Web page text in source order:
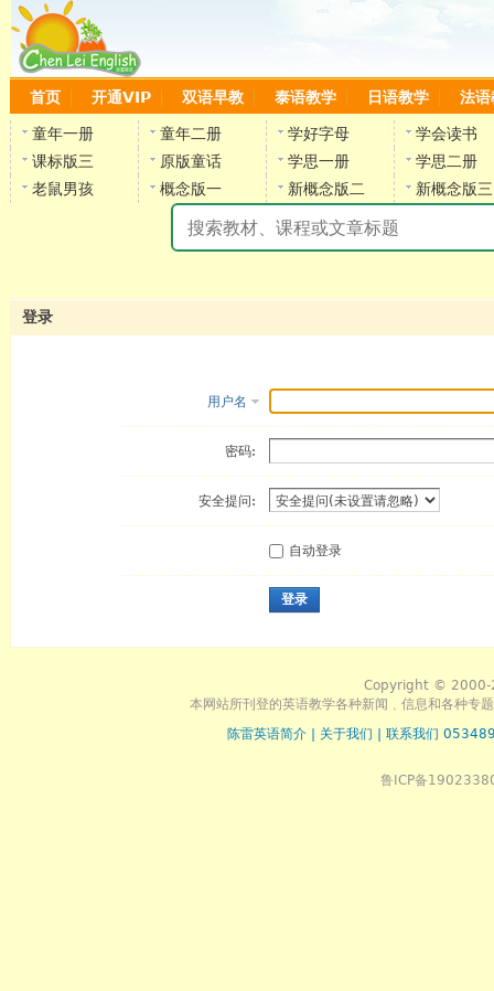
首页 开通VIP 双语早教 泰语教学 日语教学 法语
童年一册 童年二册 学好字母
学会读书
课标版三
原版童话 学思一册
学思二册
老鼠男孩
概念版一 新概念版二 新概念版三
登录
用户名
密码:
安全提问:
自动登录
登录
Copyright © 2000-
本网站所刊登的英语教学各种新闻﹑信息和各种专
陈雷英语简介
关于我们 联系我们
鲁ICP备